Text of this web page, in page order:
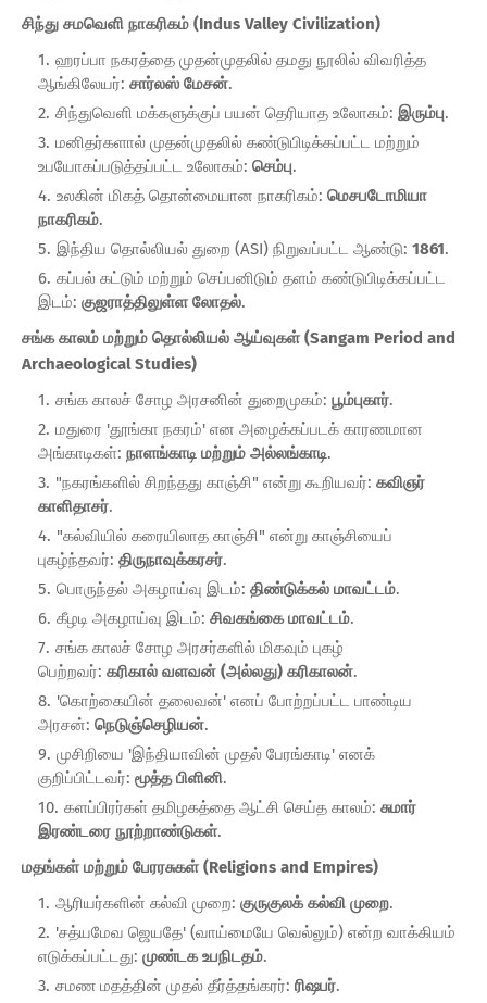
சிந்து சமவெளி நாகரிகம் (Indus Valley Civilization)
ஹரப்பா நகரத்தை முதன்முதலில் தமது நூலில் விவரித்த
ஆங்கிலேயர்: சார்லஸ் மேசன்.
சிந்துவெளி மக்களுக்குப் பயன் தெரியாத உலோகம்: இரும்பு.
மனிதர்களால் முதன்முதலில் கண்டுபிடிக்கப்பட்ட மற்றும்
உபயோகப்படுத்தப்பட்ட உலோகம்: செம்பு.
உலகின் மிகத் தொன்மையான நாகரிகம்: மெசபடோமியா
நாகரிகம்.
இந்திய தொல்லியல் துறை (ASI) நிறுவப்பட்ட ஆண்டு: 1861.
கப்பல் கட்டும் மற்றும் செப்பனிடும் தளம் கண்டுபிடிக்கப்பட்ட
இடம்: குஜராத்திலுள்ள லோதல்.
சங்க காலம் மற்றும் தொல்லியல் ஆய்வுகள் (Sangam Period and
Archaeological Studies)
சங்க காலச் சோழ அரசனின் துறைமுகம்: பூம்புகார்.
மதுரை 'தூங்கா நகரம்' என அழைக்கப்படக் காரணமான
அங்காடிகள்: நாளங்காடி மற்றும் அல்லங்காடி.
"நகரங்களில் சிறந்தது காஞ்சி" என்று கூறியவர்: கவிஞர்
காளிதாசர்.
"கல்வியில் கரையிலாத காஞ்சி" என்று காஞ்சியைப்
புகழ்ந்தவர்: திருநாவுக்கரசர்.
பொருந்தல் அகழாய்வு இடம்: திண்டுக்கல் மாவட்டம்.
கீழடி அகழாய்வு இடம்: சிவகங்கை மாவட்டம்.
சங்க காலச் சோழ அரசர்களில் மிகவும் புகழ்
பெற்றவர்: கரிகால் வளவன் (அல்லது) கரிகாலன்.
'கொற்கையின் தலைவன்' எனப் போற்றப்பட்ட பாண்டிய
அரசன்: நெடுஞ்செழியன்.
முசிறியை 'இந்தியாவின் முதல் பேரங்காடி' எனக்
குறிப்பிட்டவர்: மூத்த பிளினி.
களப்பிரர்கள் தமிழகத்தை ஆட்சி செய்த காலம்: சுமார்
இரண்டரை நூற்றாண்டுகள்.
மதங்கள் மற்றும் பேரரசுகள் (Religions and Empires)
ஆரியர்களின் கல்வி முறை: குருகுலக் கல்வி முறை.
'சத்யமேவ ஜெயதே' (வாய்மையே வெல்லும்) என்ற வாக்கியம்
எடுக்கப்பட்டது: முண்டக உபநிடதம்.
சமண மதத்தின் முதல் தீர்த்தங்கரர்: ரிஷபர்.